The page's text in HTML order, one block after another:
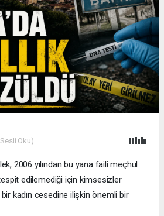
Oku)
2006 yılından bu yana faili meçhul
edilemediği için kimsesizler
kadın cesedine ilişkin önemli bir